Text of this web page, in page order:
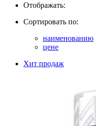
Отображать:
Сортировать по:
наименованию
цене
Хит продаж